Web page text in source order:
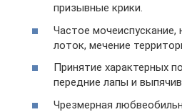
призывные крики.
Частое мочеиспускание,
лоток, мечение
Принятие характерных
передние лапы и
Чрезмерная